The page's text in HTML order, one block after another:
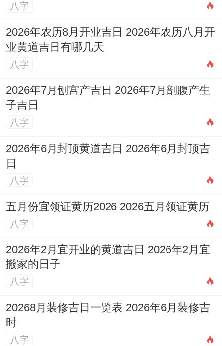
事项，避免进行安葬、修坟等不利活动。
2026年10月13日星期二
此日为金匮黄道吉日 宜开业 百事都吉！
【日期】2026年10月13日星期二；
农历：二零二六年九月初四 属虎；
岁次：丙午年戊戌月庚申日岁煞南；
五行：石榴木 十二神：成执位 值神:金匮
（黄道日）；
彭祖百忌：庚不经络 申不安床；
相冲:猴日冲（甲寅）虎 今日胎神:碓磨炉外
东南；
喜神:西北 福神：西南 财神:正东 阳贵神：
东北 阴贵神：西南；
当你听我说,日所宜:结婚、嫁娶，祭拜、祭
祀，祈福、祈祷，生子、求子 求嗣，开光、
八字
2026年农历8月开业吉日 2026年农历八月开
业黄道吉日有哪几天
八字
2026年7月刨宫产吉日 2026年7月剖腹产生
子吉日
八字
2026年6月封顶黄道吉日 2026年6月封顶吉
日
八字
五月份宜领证黄历2026 2026五月领证黄历
八字
2026年2月宜开业的黄道吉日 2026年2月宜
搬家的日子
八字
20268月装修吉日一览表 2026年6月装修吉
时
八字